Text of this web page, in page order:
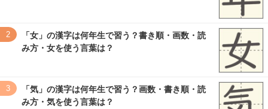
2
「女」の漢字は何年生で習う？書き順・画数・読
み方・女を使う言葉は？
3
「気」の漢字は何年生で習う？画数・書き順・読
み方・気を使う言葉は？